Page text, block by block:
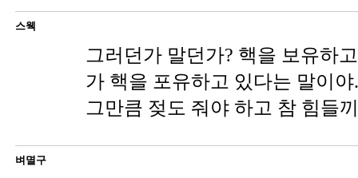
스웩
그러던가 말던가? 핵을 보유하
가 핵을 포유하고 있다는 말이야.
그만큼 젖도 줘야 하고 참 힘들
벼멸구